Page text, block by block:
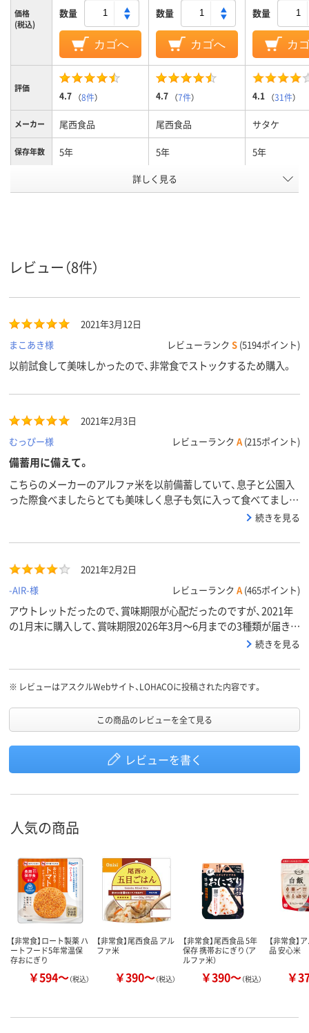
価格
(税込)
数量
カゴへ
数量
カゴへ
数量
カ
評価
4.7 （8件） 4.7 （7件） 4.1 （31件）
メーカー 尾西食品 尾西食品 サタケ
保存年数 5年 5年 5年
商品環境
スコア
詳しく見る
レビュー（8件）
2021年3月12日
まこあき様
レビューランク S (5194ポイント)
以前試食して美味しかったので、非常食でストックするため購入。
2021年2月3日
むっぴー様
レビューランク A (215ポイント)
備蓄用に備えて。
こちらのメーカーのアルファ米を以前備蓄していて、息子と公園入
った際食べましたらとても美味しく息子も気に入って食べてました
のでリピートです！南海トラフに備えてしっかり備蓄してます。以
ワカメご飯が塩辛くて、沢山食べれませんでした。こちらのメーカ
以上もつのが何よりありがたいです。
続きを見る
2021年2月2日
-AIR-様
レビューランク A (465ポイント)
アウトレットだったので、賞味期限が心配だったのですが、2021年
の1月末に購入して、賞味期限2026年3月～6月までの3種類が届きま
した。備蓄している同商品の他の味が美味しかったので購入。期限
続きを見る
※ レビューはアスクルWebサイト、LOHACOに投稿された内容です。
この商品のレビューを全て見る
レビューを書く
人気の商品
【非常食】ロート製薬 ハ
ートフード5年常温保
存おにぎり
￥594～（税込）
【非常食】尾西食品 アル
ファ米
￥390～（税込）
【非常食】尾西食品 5年
保存 携帯おにぎり（ア
ルファ米）
￥390～（税込）
【非常食】
品 安心米
￥